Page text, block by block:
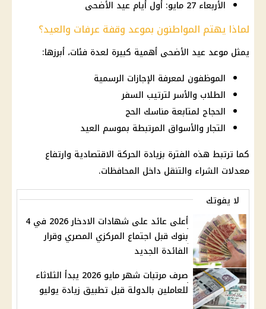
الأربعاء 27 مايو: أول أيام عيد الأضحى
لماذا يهتم المواطنون بموعد وقفة عرفات والعيد؟
يمثل موعد عيد الأضحى أهمية كبيرة لعدة فئات، أبرزها:
الموظفون لمعرفة الإجازات الرسمية
الطلاب والأسر لترتيب السفر
الحجاج لمتابعة مناسك الحج
التجار والأسواق المرتبطة بموسم العيد
كما ترتبط هذه الفترة بزيادة الحركة الاقتصادية وارتفاع
معدلات الشراء والتنقل داخل المحافظات.
لا يفوتك
أعلى عائد على شهادات الادخار 2026 في 4
بنوك قبل اجتماع المركزي المصري وقرار
الفائدة الجديد
صرف مرتبات شهر مايو 2026 يبدأ الثلاثاء
للعاملين بالدولة قبل تطبيق زيادة يوليو